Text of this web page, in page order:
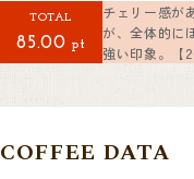
TOTAL
85.00 pt
チェリー感が
が、全体的に
強い印象。【
COFFEE DATA